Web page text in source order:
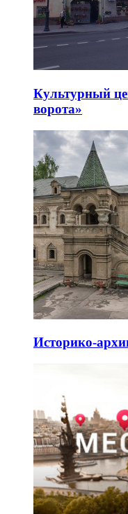
Культурный
ворота»
Историко-